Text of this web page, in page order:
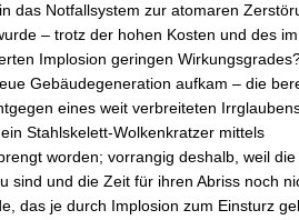
das Notfallsystem zur atomaren
– trotz der hohen Kosten und des
Implosion geringen
Gebäudegeneration aufkam – die
eines weit verbreiteten
Stahlskelett-Wolkenkratzer mittels
worden; vorrangig deshalb, weil
sind und die Zeit für ihren Abriss noch
das je durch Implosion zum Einsturz